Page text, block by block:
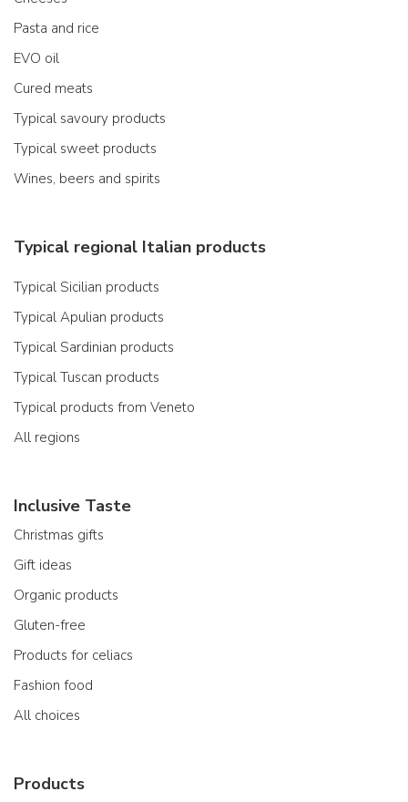
Pasta and rice
EVO oil
Cured meats
Typical savoury products
Typical sweet products
Wines, beers and spirits
Typical regional Italian products
Typical Sicilian products
Typical Apulian products
Typical Sardinian products
Typical Tuscan products
Typical products from Veneto
All regions
Inclusive Taste
Christmas gifts
Gift ideas
Organic products
Gluten-free
Products for celiacs
Fashion food
All choices
Products